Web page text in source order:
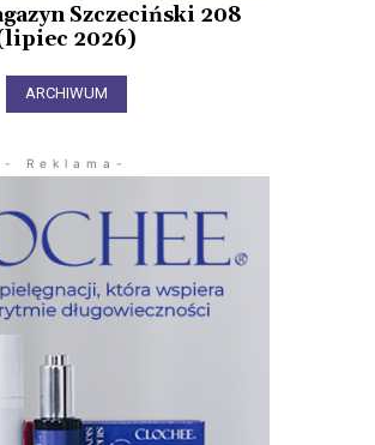
Szczeciński 208
2026)
ARCHIWUM
- Reklama-